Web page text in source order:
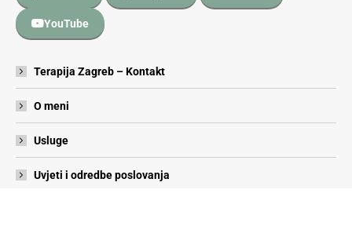
YouTube
Terapija Zagreb – Kontakt
O meni
Usluge
Uvjeti i odredbe poslovanja